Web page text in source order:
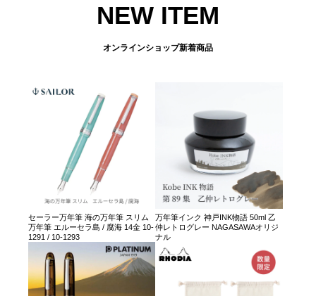
NEW ITEM
オンラインショップ新着商品
セーラー万年筆 海の万年筆 スリム
万年筆 エルーセラ島 / 腐海 14金 10-
1291 / 10-1293
万年筆インク 神戸INK物語 50ml 乙
仲レトログレー NAGASAWAオリジ
ナル